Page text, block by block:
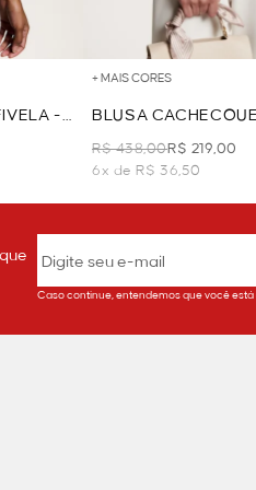
-
+ MAIS CORES
BLUSA
VERDE
R$ 438,00R$ 219,00
6x de R$ 36,50
Caso continue, entendemos que você